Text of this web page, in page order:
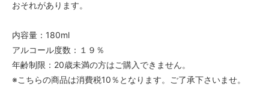
おそれがあります。
内容量：180ml
アルコール度数：１９％
年齢制限：20歳未満の方はご購入できません。
※こちらの商品は消費税10％となります。ご了承下さいませ。